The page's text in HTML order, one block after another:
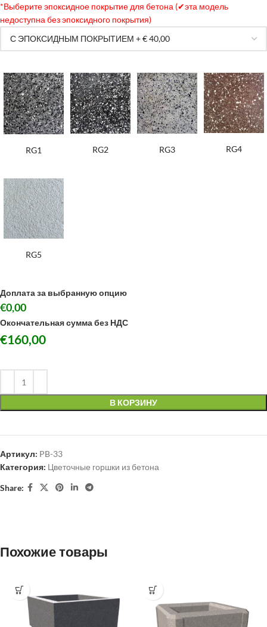
*Выберите эпоксидное покрытие для бетона (✔эта модель
недоступна без эпоксидного покрытия)
RG1 RG2 RG3 RG4
RG5
Доплата за выбранную опцию
€0,00
Окончательная сумма без НДС
€160,00
В КОРЗИНУ
Артикул: PB-33
Категория: Цветочные горшки из бетона
Share:
Похожие товары